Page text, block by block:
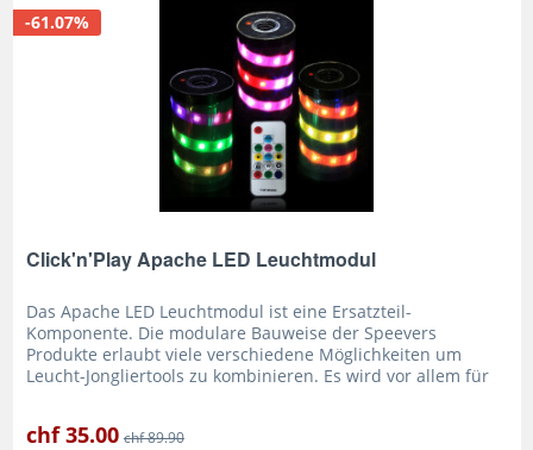
-61.07%
Click'n'Play Apache LED Leuchtmodul
Das Apache LED Leuchtmodul ist eine Ersatzteil-
Komponente. Die modulare Bauweise der Speevers
Produkte erlaubt viele verschiedene Möglichkeiten um
Leucht-Jongliertools zu kombinieren. Es wird vor allem für
chf 35.00 chf 89.90